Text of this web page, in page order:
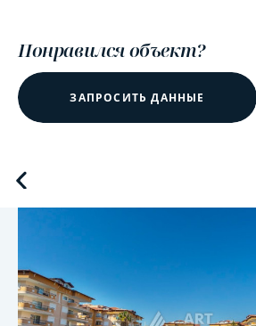
Понравился объект?
ЗАПРОСИТЬ ДАННЫЕ